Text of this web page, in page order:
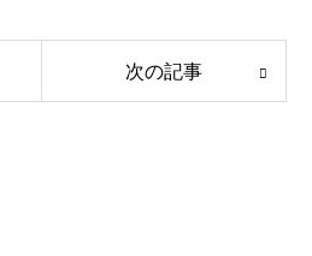
次の記事